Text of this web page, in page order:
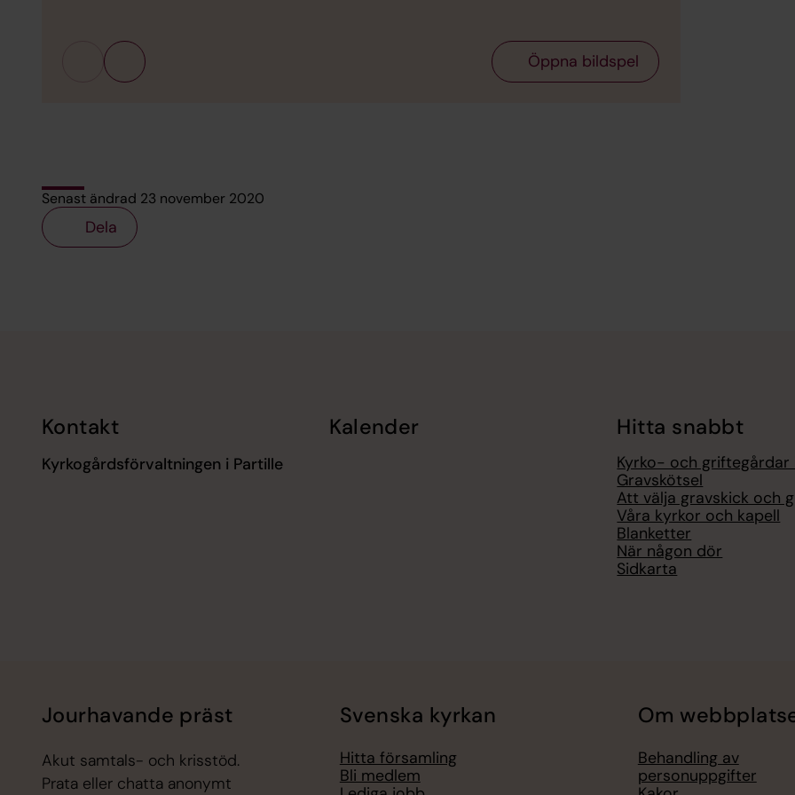
Öppna bildspel
Senast ändrad 23 november 2020
Dela
Kontakt
Kyrkogårdsförvaltningen i Partille
Kalender Hitta snabbt
Kyrko- och griftegårdar
Gravskötsel
Att välja gravskick och
Våra kyrkor och kapell
Blanketter
När någon dör
Sidkarta
Jourhavande präst
Akut samtals- och krisstöd.
Prata eller chatta anonymt
Svenska kyrkan
Hitta församling
Bli medlem
Om
Behandling av
personuppgifter